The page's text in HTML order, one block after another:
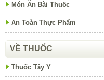
Món Ăn Bài Thuốc
An Toàn Thực Phẩm
VỀ THUỐC
Thuốc Tây Y